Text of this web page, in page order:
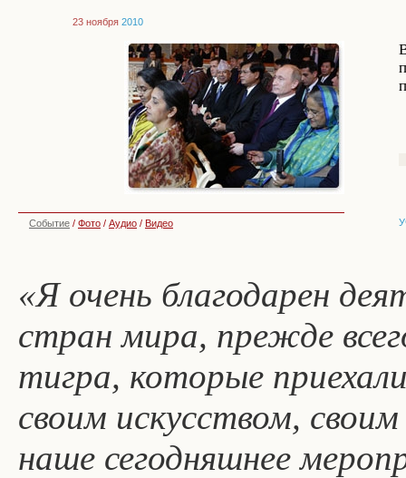
23 ноября 2010
Событие / Фото / Аудио / Видео
«Я очень благодарен
стран мира, прежде
тигра, которые
своим искусством,
наше сегодняшнее